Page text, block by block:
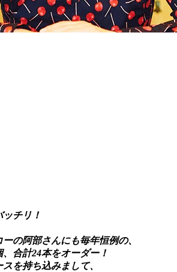
チリ！
の阿部さんにも毎年恒例の、
合計24本をオーダー！
を持ち込みまして、